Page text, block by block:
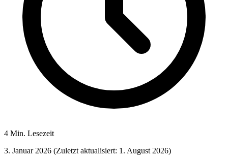
4 Min. Lesezeit
3. Januar 2026 (Zuletzt aktualisiert: 1. August 2026)